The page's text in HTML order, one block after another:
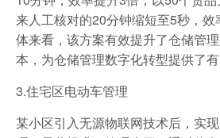
来人工核对的20分钟缩短至5秒，
体来看，该方案有效提升了仓储管
本，为仓储管理数字化转型提供了有
3.住宅区电动车管理
某小区引入无源物联网技术后，实